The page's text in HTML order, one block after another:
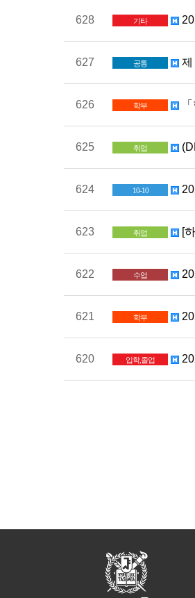
628 기타
627 공통 제
626 학부
625 취업
624 10-10
623 취업 [
622 수업
621 학부
620 입학,졸업